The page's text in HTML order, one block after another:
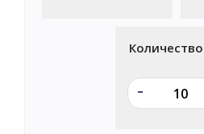
-